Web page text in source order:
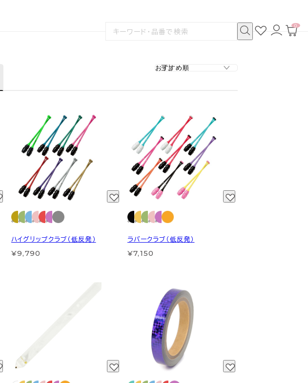
検
お
気
ロ
グ
カ
0
ハイグリップクラブ（低反発）
¥9,790
ラバークラブ（低反発）
¥7,150